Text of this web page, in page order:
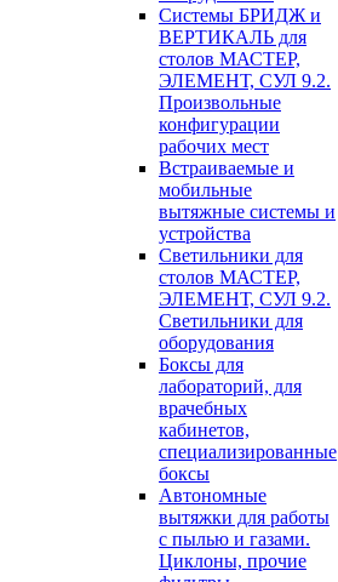
Системы БРИДЖ и
ВЕРТИКАЛЬ для
столов МАСТЕР,
ЭЛЕМЕНТ, СУЛ 9.2.
Произвольные
конфигурации
рабочих мест
Встраиваемые и
мобильные
вытяжные системы и
устройства
Светильники для
столов МАСТЕР,
ЭЛЕМЕНТ, СУЛ 9.2.
Светильники для
оборудования
Боксы для
лабораторий, для
врачебных
кабинетов,
специализированные
боксы
Автономные
вытяжки для работы
с пылью и газами.
Циклоны, прочие